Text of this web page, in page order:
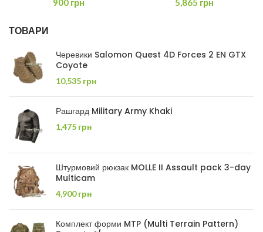
900 грн 5,865 грн
ТОВАРИ
Черевики Salomon Quest 4D Forces 2 EN GTX
Coyote
10,535 грн
Рашгард Military Army Khaki
1,475 грн
Штурмовий рюкзак MOLLE II Assault pack 3-day
Multicam
4,900грн
Комплект форми MTP (Multi Terrain Pattern)